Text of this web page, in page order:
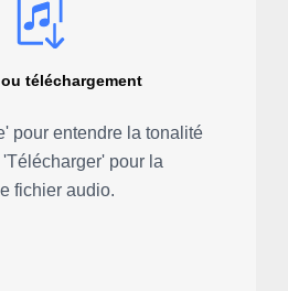
téléchargement
pour entendre la tonalité
pour la
fichier audio.